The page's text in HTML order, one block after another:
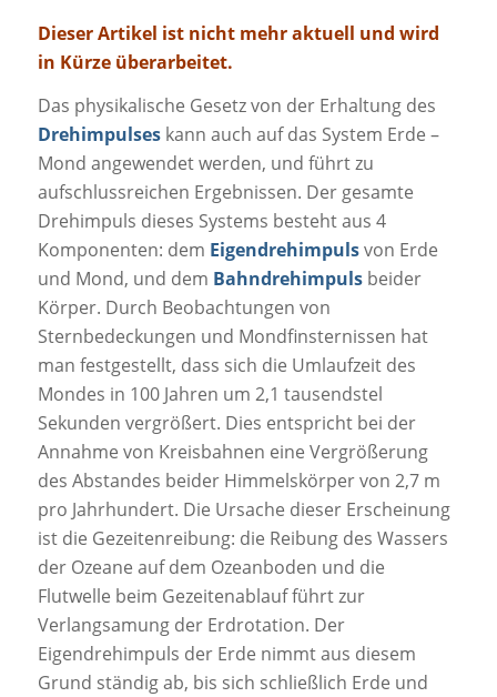
Dieser Artikel ist nicht mehr aktuell und wird
in Kürze überarbeitet.
Das physikalische Gesetz von der Erhaltung des
Drehimpulseskann auch auf das System Erde –
Mond angewendet werden, und führt zu
aufschlussreichen Ergebnissen. Der gesamte
Drehimpuls dieses Systems besteht aus 4
Komponenten: dem Eigendrehimpulsvon Erde
und Mond, und dem Bahndrehimpulsbeider
Körper. Durch Beobachtungen von
Sternbedeckungen und Mondfinsternissen hat
man festgestellt, dass sich die Umlaufzeit des
Mondes in 100 Jahren um 2,1 tausendstel
Sekunden vergrößert. Dies entspricht bei der
Annahme von Kreisbahnen eine Vergrößerung
des Abstandes beider Himmelskörper von 2,7 m
pro Jahrhundert. Die Ursache dieser Erscheinung
ist die Gezeitenreibung: die Reibung des Wassers
der Ozeane auf dem Ozeanboden und die
Flutwelle beim Gezeitenablauf führt zur
Verlangsamung der Erdrotation. Der
Eigendrehimpuls der Erde nimmt aus diesem
Grund ständig ab, bis sich schließlich Erde und